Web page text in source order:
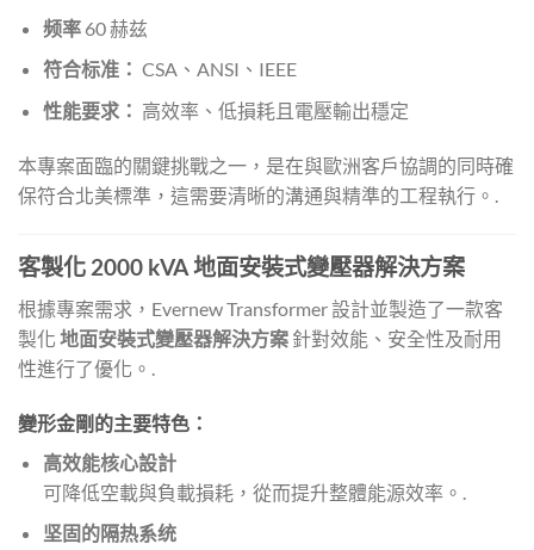
频率60 赫兹
符合标准： CSA、ANSI、IEEE
性能要求： 高效率、低損耗且電壓輸出穩定
本專案面臨的關鍵挑戰之一，是在與歐洲客戶協調的同時確
保符合北美標準，這需要清晰的溝通與精準的工程執行。.
客製化 2000 kVA 地面安裝式變壓器解決方案
根據專案需求，Evernew Transformer 設計並製造了一款客
製化 地面安裝式變壓器解決方案 針對效能、安全性及耐用
性進行了優化。.
變形金剛的主要特色：
高效能核心設計
可降低空載與負載損耗，從而提升整體能源效率。.
坚固的隔热系统